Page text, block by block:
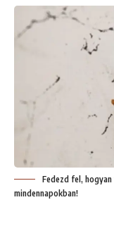
Fedezd fel,
mindennapokban!